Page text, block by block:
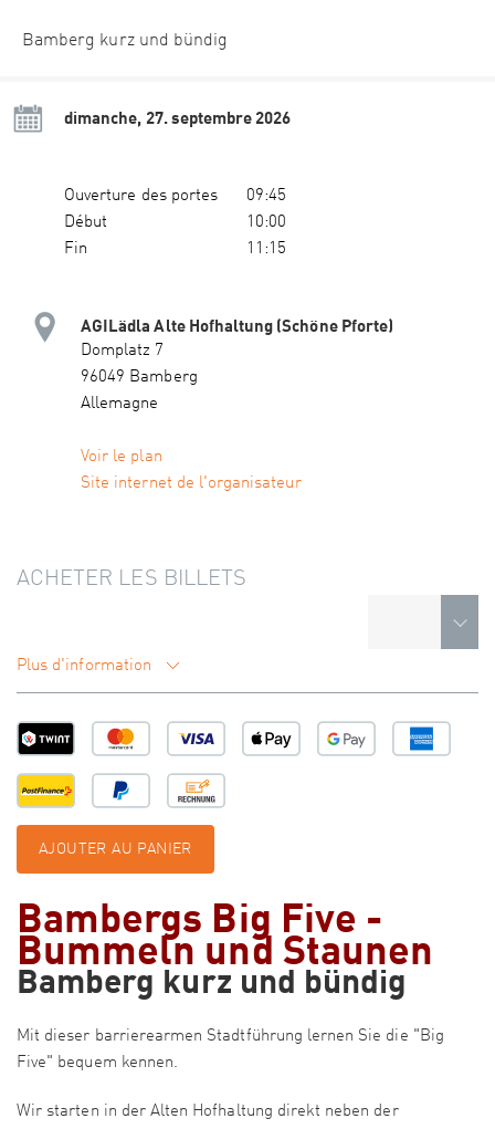
Bamberg kurz und bündig
dimanche, 27. septembre 2026
Ouverture des portes
09:45
Début
10:00
Fin
11:15
AGILädla Alte Hofhaltung (Schöne Pforte)
Domplatz 7
96049 Bamberg
Allemagne
Voir le plan
Site internet de l'organisateur
ACHETER LES BILLETS
Plus d'information
AJOUTER AU PANIER
Bambergs Big Five -
Bummeln und Staunen
Bamberg kurz und bündig
Mit dieser barrierearmen Stadtführung lernen Sie die "Big
Five" bequem kennen.
Wir starten in der Alten Hofhaltung direkt neben der